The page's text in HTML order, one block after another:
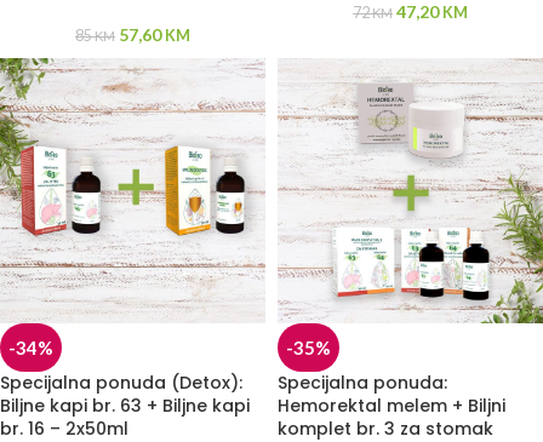
85KM 57,60 KM
72KM 47,20 KM
-34%
Specijalna ponuda (Detox):
Biljne kapi br. 63 + Biljne kapi
br. 16 – 2x50ml
-35%
Specijalna ponuda:
Hemorektal melem + Biljni
komplet br. 3 za stomak